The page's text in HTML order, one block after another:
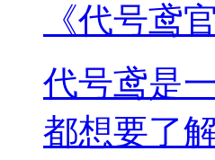
《代号鸢
代号鸢是
都想要了